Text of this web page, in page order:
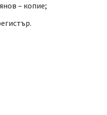
– копие;